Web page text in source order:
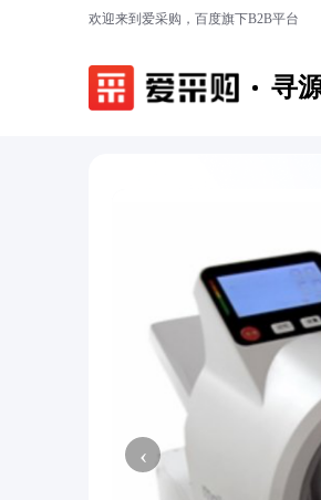
欢迎来到爱采购，百度旗下B2B平台
寻
‹